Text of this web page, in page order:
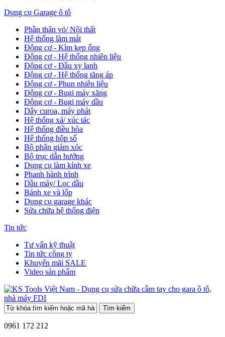
Dụng cụ Garage ô tô
Phần thân vỏ/ Nội thất
Hệ thống làm mát
Động cơ - Kìm kẹp ống
Động cơ - Hệ thống nhiên liệu
Động cơ - Đầu xy lanh
Động cơ - Hệ thống tăng áp
Động cơ - Phun nhiên liệu
Động cơ - Bugi máy xăng
Động cơ - Bugi máy dầu
Dây curoa, máy phát
Hệ thống xả/ xúc tác
Hệ thống điều hòa
Hệ thống hộp số
Bộ phận giảm xóc
Bộ trục dẫn hướng
Dụng cụ làm kính xe
Phanh hành trình
Dầu máy/ Lọc dầu
Bánh xe và lốp
Dụng cụ garage khác
Sửa chữa hệ thống điện
Tin tức
Tư vấn kỹ thuật
Tin tức công ty
Khuyến mãi SALE
Video sản phẩm
0961 172 212